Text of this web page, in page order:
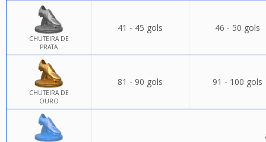
CHUTEIRA DE
PRATA
41 - 45 gols 46 - 50 gols
CHUTEIRA DE
OURO
81 - 90 gols 91 - 100 gols